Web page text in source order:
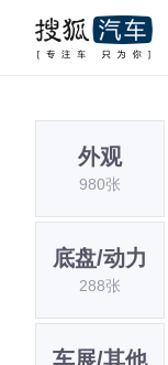
外观
980张
底盘/动力
288张
车展/其他